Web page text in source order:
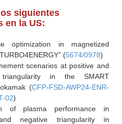
siguientes
en la US:
optimization in magnetized
(5674/0978)
scenarios at positive and
triangularity in the SMART
(CFP-FSD-AWP24-ENR-
02)
of plasma performance in
negative triangularity in